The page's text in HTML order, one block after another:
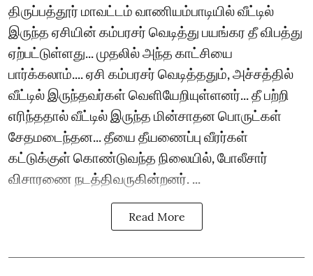
திருப்பத்தூர் மாவட்டம் வாணியம்பாடியில் வீட்டில்
இருந்த ஏசியின் கம்பரசர் வெடித்து பயங்கர தீ விபத்து
ஏற்பட்டுள்ளது... முதலில் அந்த காட்சியை
பார்க்கலாம்.... ஏசி கம்பரசர் வெடித்ததும், அச்சத்தில்
வீட்டில் இருந்தவர்கள் வெளியேறியுள்ளனர்... தீ பற்றி
எரிந்ததால் வீட்டில் இருந்த மின்சாதன பொருட்கள்
சேதமடைந்தன... தீயை தீயணைப்பு வீரர்கள்
கட்டுக்குள் கொண்டுவந்த நிலையில், போலீசார்
விசாரணை நடத்திவருகின்றனர். ...
Read More